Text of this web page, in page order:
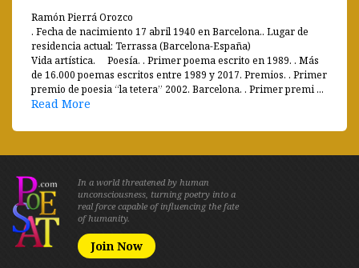
Ramón Pierrá Orozco
. Fecha de nacimiento 17 abril 1940 en Barcelona.. Lugar de
residencia actual: Terrassa (Barcelona-España)
Vida artística. Poesía. . Primer poema escrito en 1989. . Más
de 16.000 poemas escritos entre 1989 y 2017. Premios. . Primer
premio de poesia “la tetera” 2002. Barcelona. . Primer premi ...
Read More
In a world threatened by human
unconsciousness, turning poetry into a
real force capable of influencing the fate
of humanity.
Join Now